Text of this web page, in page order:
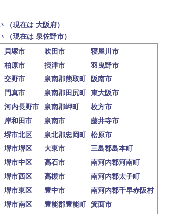
（現在は 大阪府）
（現在は 泉佐野市）
貝塚市 吹田市
寝屋川市
柏原市 摂津市
羽曳野市
交野市 泉南郡熊取町
阪南市
門真市 泉南郡田尻町
東大阪市
河内長野市 泉南郡岬町
枚方市
岸和田市 泉南市
藤井寺市
堺市北区 泉北郡忠岡町
松原市
堺市堺区 大東市
三島郡島本町
堺市中区 高石市
南河内郡河南町
堺市西区 高槻市
南河内郡太子町
堺市東区 豊中市
南河内郡千早赤阪村
堺市南区 豊能郡豊能町
箕面市